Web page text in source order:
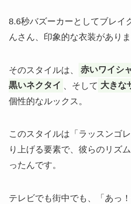
8.6秒バズーカーとしてブレイ
んさん、印象的な衣装がありま
そのスタイルは、
赤いワイシ
黒いネクタイ 、そして 大きな
個性的なルックス。
このスタイルは「ラッスンゴ
り上げる要素で、彼らのリズ
ったんです。
テレビでも街中でも、「あっ